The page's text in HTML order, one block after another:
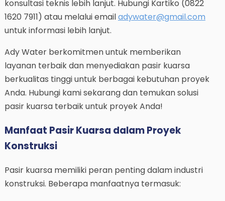
konsultasi teknis lebih lanjut. Hubungi Kartiko (0822
1620 7911) atau melalui emailadywater@gmail.com
untuk informasi lebih lanjut.
Ady Water berkomitmen untuk memberikan
layanan terbaik dan menyediakan pasir kuarsa
berkualitas tinggi untuk berbagai kebutuhan proyek
Anda. Hubungi kami sekarang dan temukan solusi
pasir kuarsa terbaik untuk proyek Anda!
Manfaat Pasir Kuarsa dalam Proyek
Konstruksi
Pasir kuarsa memiliki peran penting dalam industri
konstruksi. Beberapa manfaatnya termasuk: